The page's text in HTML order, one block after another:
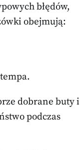
błędów,
obejmują:
dobrane buty i
podczas